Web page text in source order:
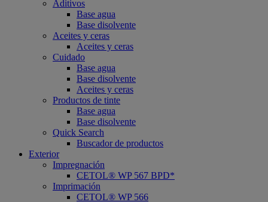
Aditivos
Base agua
Base disolvente
Aceites y ceras
Aceites y ceras
Cuidado
Base agua
Base disolvente
Aceites y ceras
Productos de tinte
Base agua
Base disolvente
Quick Search
Buscador de productos
Exterior
Impregnación
CETOL® WP 567 BPD*
Imprimación
CETOL® WP 566